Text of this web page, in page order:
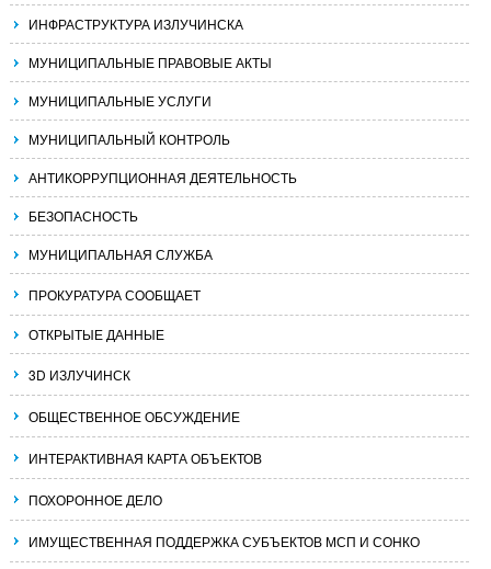
ИНФРАСТРУКТУРА ИЗЛУЧИНСКА
МУНИЦИПАЛЬНЫЕ ПРАВОВЫЕ АКТЫ
МУНИЦИПАЛЬНЫЕ УСЛУГИ
МУНИЦИПАЛЬНЫЙ КОНТРОЛЬ
АНТИКОРРУПЦИОННАЯ ДЕЯТЕЛЬНОСТЬ
БЕЗОПАСНОСТЬ
МУНИЦИПАЛЬНАЯ СЛУЖБА
ПРОКУРАТУРА СООБЩАЕТ
ОТКРЫТЫЕ ДАННЫЕ
3D ИЗЛУЧИНСК
ОБЩЕСТВЕННОЕ ОБСУЖДЕНИЕ
ИНТЕРАКТИВНАЯ КАРТА ОБЪЕКТОВ
ПОХОРОННОЕ ДЕЛО
ИМУЩЕСТВЕННАЯ ПОДДЕРЖКА СУБЪЕКТОВ МСП И СОНКО